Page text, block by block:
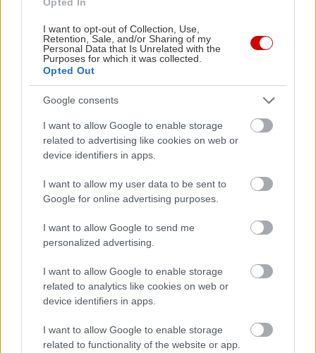
I want to opt-out of Collection, Use,
Retention, Sale, and/or Sharing of my
Personal Data that Is Unrelated with the
Purposes for which it was collected.
Opted Out
Google consents
I want to allow Google to enable storage
related to advertising like cookies on web or
device identifiers in apps.
I want to allow my user data to be sent to
Google for online advertising purposes.
I want to allow Google to send me
personalized advertising.
I want to allow Google to enable storage
related to analytics like cookies on web or
device identifiers in apps.
I want to allow Google to enable storage
related to functionality of the website or app.
1 τεμ. φρέσκο κρεμμύδι
20 γρ. μαϊντανό
10 γρ. PAMAKO
Σε μία κατσαρόλα τσιγαρίζουμε τα λαχανικά.
Μόλις μαραθούν ρίχνουμε το ούζο και
φλαμπάρουμε, σβήνουμε με το κρασί και το
αφήνουμε για 3 λεπτά μέχρι να σιγομαγειρευτούν
τα λαχανικά και να φύγει το αλκοόλ. Ρίχνουμε τα
φρέσκα μύδια και σκεπάζουμε το σκεύος. Μόλις
ανοίξουν τα μύδια, μετά από περίπου 4 λεπτά,
σβήνουμε την φωτιά. Δοκιμάζουμε και
προσθέτουμε αλάτι, εάν είναι απαραίτητο και με
φειδώ, γιατί τα μύδια έχουν ήδη θαλασσινό νερό.
Προσθέτουμε φρεσκοτριμμένο πιπέρι, μαϊντανό
και γαρνίρουμε με εξαιρετικό παρθένο ελαιόλαδο